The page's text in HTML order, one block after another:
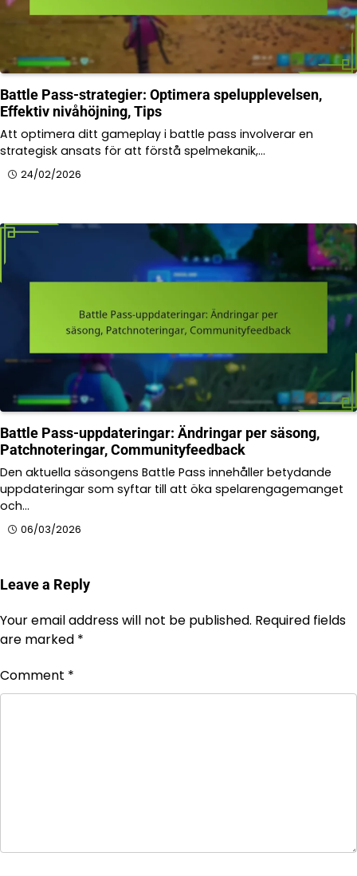
Battle Pass-strategier: Optimera spelupplevelsen,
Effektiv nivåhöjning, Tips
Att optimera ditt gameplay i battle pass involverar en
strategisk ansats för att förstå spelmekanik,…
24/02/2026
Battle Pass-uppdateringar: Ändringar per säsong,
Patchnoteringar, Communityfeedback
Den aktuella säsongens Battle Pass innehåller betydande
uppdateringar som syftar till att öka spelarengagemanget
och…
06/03/2026
Leave a Reply
Your email address will not be published. Required fields
are marked *
Comment *